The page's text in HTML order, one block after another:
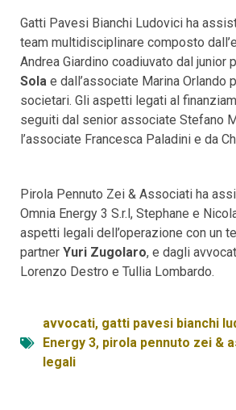
Gatti Pavesi Bianchi Ludovici ha
team multidisciplinare composto
Andrea Giardino coadiuvato dal junior
Sola e dall’associate Marina Orlando
societari. Gli aspetti legati al
seguiti dal senior associate Stefano
l’associate Francesca Paladini e da
Pirola Pennuto Zei & Associati ha
Omnia Energy 3 S.r.l, Stephane e
aspetti legali dell’operazione con un
partner Yuri Zugolaro, e dagli
Lorenzo Destro e Tullia Lombardo.
avvocati, gatti pavesi bianchi
Energy 3, pirola pennuto zei &
legali